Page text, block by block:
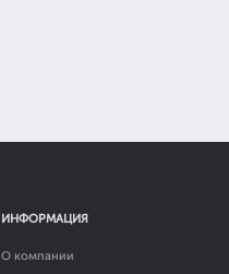
ИНФОРМАЦИЯ
О компании